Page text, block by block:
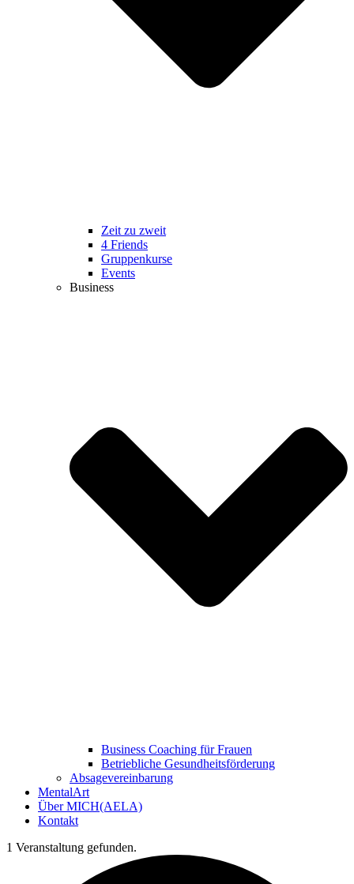
Zeit zu zweit
4 Friends
Gruppenkurse
Events
Business
Business Coaching für Frauen
Betriebliche Gesundheitsförderung
Absagevereinbarung
MentalArt
Über MICH(AELA)
Kontakt
1 Veranstaltung gefunden.